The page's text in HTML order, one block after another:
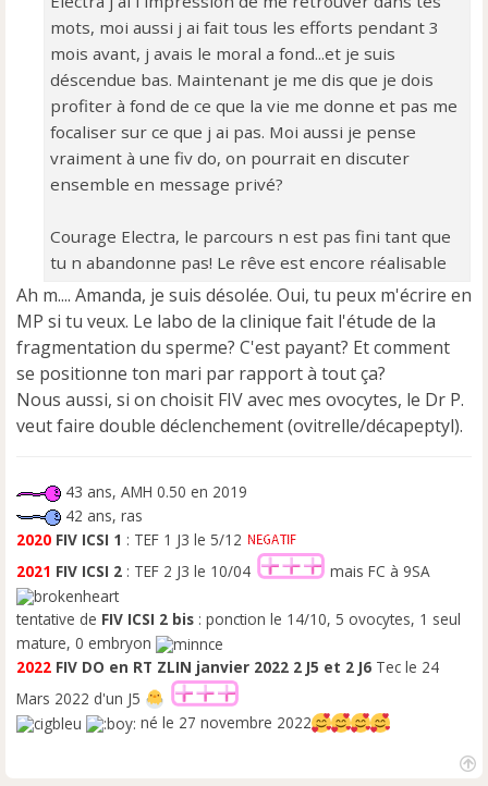
mots, moi aussi j ai fait tous les efforts pendant 3
mois avant, j avais le moral a fond...et je suis
déscendue bas. Maintenant je me dis que je dois
profiter à fond de ce que la vie me donne et pas me
focaliser sur ce que j ai pas. Moi aussi je pense
vraiment à une fiv do, on pourrait en discuter
ensemble en message privé?
Courage Electra, le parcours n est pas fini tant que
tu n abandonne pas! Le rêve est encore réalisable
Ah m.... Amanda, je suis désolée. Oui, tu peux m'écrire en
MP si tu veux. Le labo de la clinique fait l'étude de la
fragmentation du sperme? C'est payant? Et comment
se positionne ton mari par rapport à tout ça?
Nous aussi, si on choisit FIV avec mes ovocytes, le Dr P.
veut faire double déclenchement (ovitrelle/décapeptyl).
43 ans, AMH 0.50 en 2019
42 ans, ras
2020 FIV ICSI 1 : TEF 1 J3 le 5/12
2021 FIV ICSI 2 : TEF 2 J3 le 10/04 mais FC à 9SA
tentative de FIV ICSI 2 bis : ponction le 14/10, 5 ovocytes, 1 seul
mature, 0 embryon
2022 FIV DO en RT ZLIN janvier 2022 2 J5 et 2 J6 Tec le 24
Mars 2022 d'un J5
né le 27 novembre 2022